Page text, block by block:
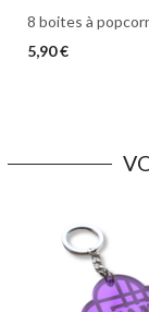
8 boites à
5,90 €